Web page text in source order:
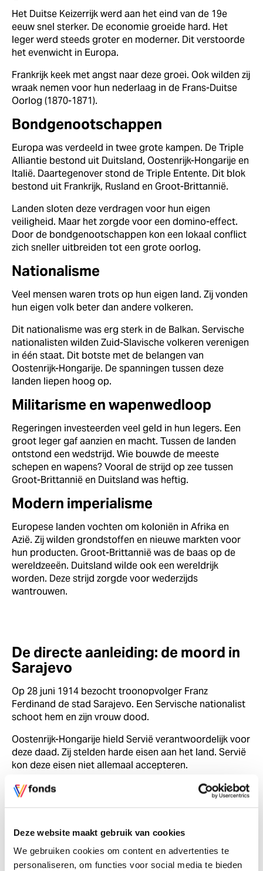
Deze website maakt gebruik van cookies
We gebruiken cookies om content en advertenties te
personaliseren, om functies voor social media te bieden
Het Duitse Keizerrijk werd aan het eind van de 19e
eeuw snel sterker. De economie groeide hard. Het
leger werd steeds groter en moderner. Dit verstoorde
het evenwicht in Europa.
Frankrijk keek met angst naar deze groei. Ook wilden zij
wraak nemen voor hun nederlaag in de Frans-Duitse
Oorlog (1870-1871).
Bondgenootschappen
Europa was verdeeld in twee grote kampen. De Triple
Alliantie bestond uit Duitsland, Oostenrijk-Hongarije en
Italië. Daartegenover stond de Triple Entente. Dit blok
bestond uit Frankrijk, Rusland en Groot-Brittannië.
Landen sloten deze verdragen voor hun eigen
veiligheid. Maar het zorgde voor een domino-effect.
Door de bondgenootschappen kon een lokaal conflict
zich sneller uitbreiden tot een grote oorlog.
Nationalisme
Veel mensen waren trots op hun eigen land. Zij vonden
hun eigen volk beter dan andere volkeren.
Dit nationalisme was erg sterk in de Balkan. Servische
nationalisten wilden Zuid-Slavische volkeren verenigen
in één staat. Dit botste met de belangen van
Oostenrijk-Hongarije. De spanningen tussen deze
landen liepen hoog op.
Militarisme en wapenwedloop
Regeringen investeerden veel geld in hun legers. Een
groot leger gaf aanzien en macht. Tussen de landen
ontstond een wedstrijd. Wie bouwde de meeste
schepen en wapens? Vooral de strijd op zee tussen
Groot-Brittannië en Duitsland was heftig.
Modern imperialisme
Europese landen vochten om koloniën in Afrika en
Azië. Zij wilden grondstoffen en nieuwe markten voor
hun producten. Groot-Brittannië was de baas op de
wereldzeeën. Duitsland wilde ook een wereldrijk
worden. Deze strijd zorgde voor wederzijds
wantrouwen.
De directe aanleiding: de moord in
Sarajevo
Op 28 juni 1914 bezocht troonopvolger Franz
Ferdinand de stad Sarajevo. Een Servische nationalist
schoot hem en zijn vrouw dood.
Oostenrijk-Hongarije hield Servië verantwoordelijk voor
deze daad. Zij stelden harde eisen aan het land. Servië
kon deze eisen niet allemaal accepteren.
Rusland besloot Servië te steunen. Duitsland
verzekerde Oostenrijk-Hongarije van zijn steun,